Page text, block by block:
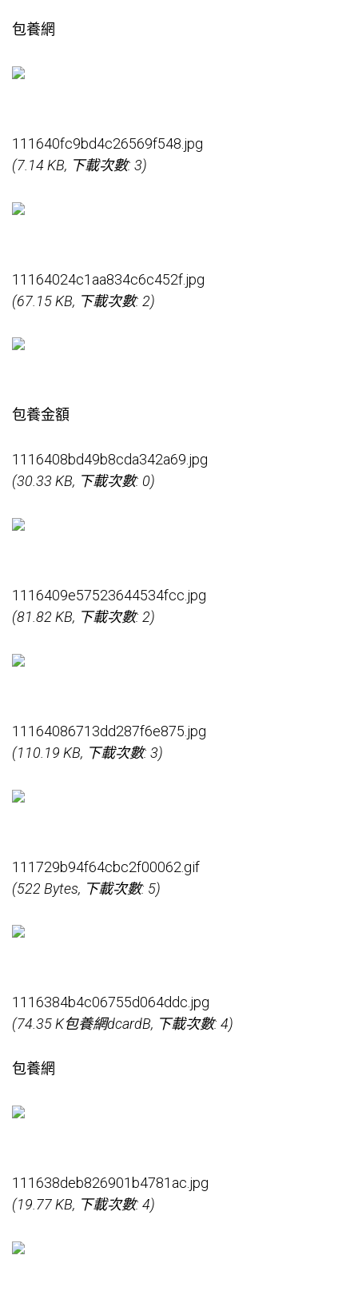
包養網
111640fc9bd4c26569f548.jpg
(7.14 KB, 下載次數: 3)
11164024c1aa834c6c452f.jpg
(67.15 KB, 下載次數: 2)
包養金額
1116408bd49b8cda342a69.jpg
(30.33 KB, 下載次數: 0)
1116409e57523644534fcc.jpg
(81.82 KB, 下載次數: 2)
11164086713dd287f6e875.jpg
(110.19 KB, 下載次數: 3)
111729b94f64cbc2f00062.gif
(522 Bytes, 下載次數: 5)
1116384b4c06755d064ddc.jpg
(74.35 K包養網dcardB, 下載次數: 4)
包養網
111638deb826901b4781ac.jpg
(19.77 KB, 下載次數: 4)